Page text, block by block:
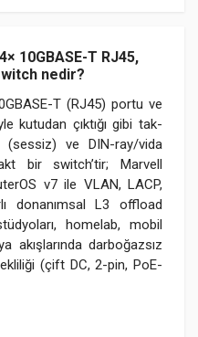
10GBASE-T RJ45,
nedir?
T (RJ45) portu ve
kutudan çıktığı gibi tak-
(sessiz) ve DIN-ray/vida
bir switch’tir; Marvell
v7 ile VLAN, LACP,
donanımsal L3 offload
homelab, mobil
darboğazsız
(çift DC, 2-pin, PoE-